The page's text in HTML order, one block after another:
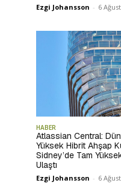
Ezgi Johansson - 6
HABER
Atlassian Central:
Yüksek Hibrit Ahşap
Sidney’de Tam
Ulaştı
Ezgi Johansson - 6